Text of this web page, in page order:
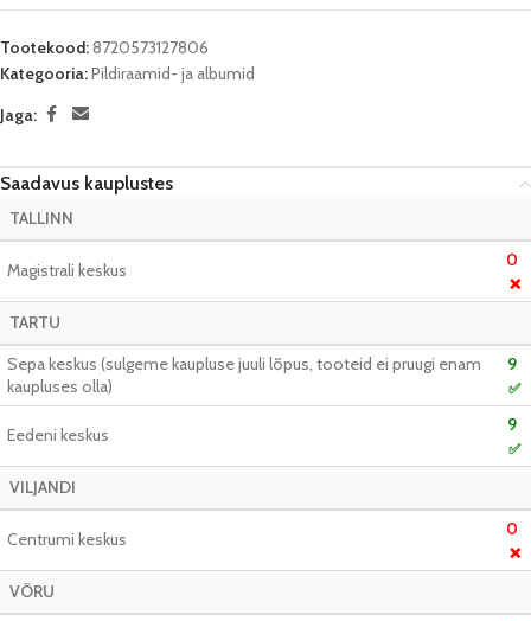
Tootekood:8720573127806
Kategooria:Pildiraamid- ja albumid
Jaga:
Saadavus kauplustes
TALLINN
Magistrali keskus 0
❌
TARTU
Sepa keskus (sulgeme kaupluse juuli lõpus, tooteid ei pruugi enam
kaupluses olla)
9
✅
Eedeni keskus 9
✅
VILJANDI
Centrumi keskus 0
❌
VÕRU